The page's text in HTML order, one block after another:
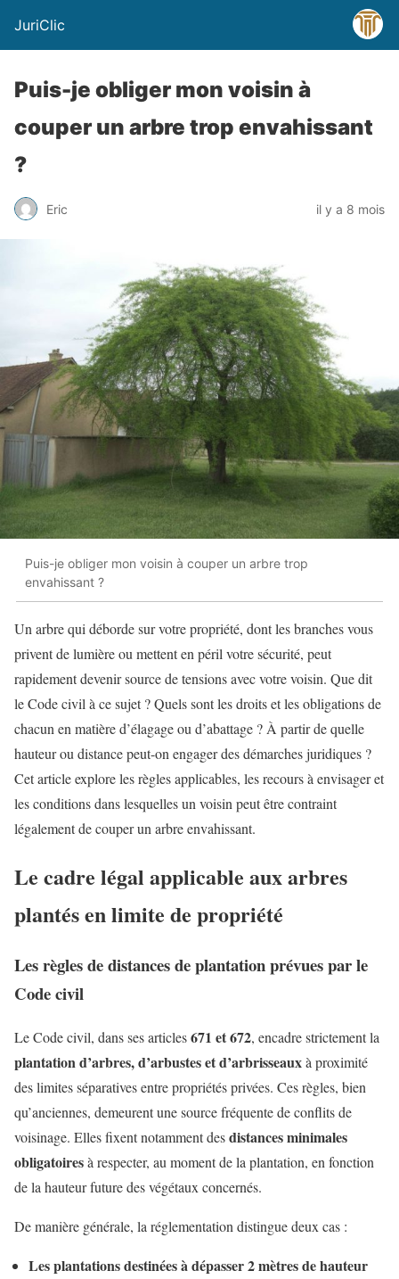
JuriClic
Puis-je obliger mon voisin à
couper un arbre trop envahissant
?
Eric il y a 8 mois
Puis-je obliger mon voisin à couper un arbre trop
envahissant ?
Un arbre qui déborde sur votre propriété, dont les branches vous
privent de lumière ou mettent en péril votre sécurité, peut
rapidement devenir source de tensions avec votre voisin. Que dit
le Code civil à ce sujet ? Quels sont les droits et les obligations de
chacun en matière d’élagage ou d’abattage ? À partir de quelle
hauteur ou distance peut-on engager des démarches juridiques ?
Cet article explore les règles applicables, les recours à envisager et
les conditions dans lesquelles un voisin peut être contraint
légalement de couper un arbre envahissant.
Le cadre légal applicable aux arbres
plantés en limite de propriété
Les règles de distances de plantation prévues par le
Code civil
Le Code civil, dans ses articles671 et 672, encadre strictement la
plantation d’arbres, d’arbustes et d’arbrisseauxà proximité
des limites séparatives entre propriétés privées. Ces règles, bien
qu’anciennes, demeurent une source fréquente de conflits de
voisinage. Elles fixent notamment desdistances minimales
obligatoiresà respecter, au moment de la plantation, en fonction
de la hauteur future des végétaux concernés.
De manière générale, la réglementation distingue deux cas :
Les plantations destinées à dépasser 2 mètres de hauteur